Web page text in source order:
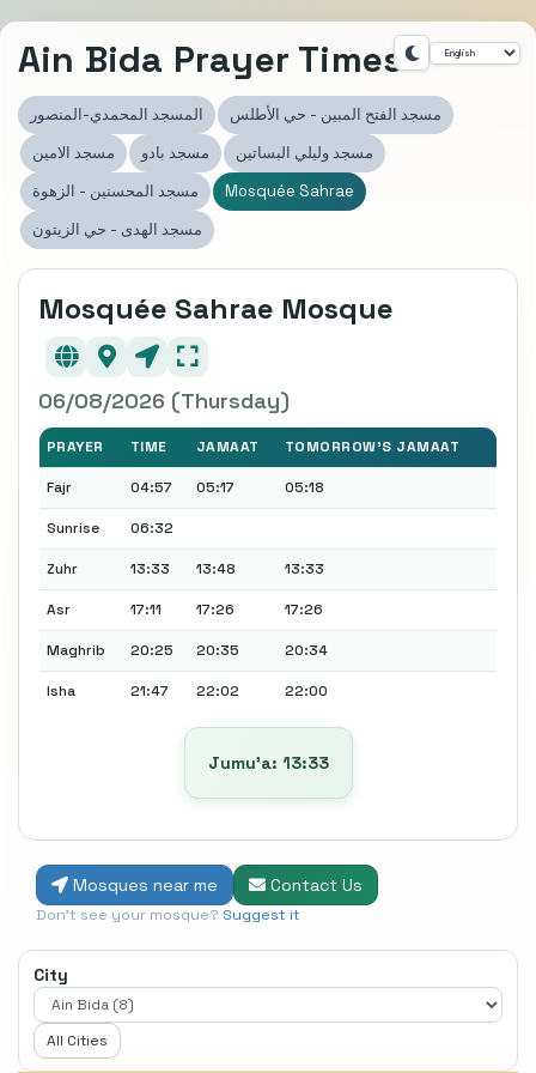
Ain Bida Prayer Times
المسجد المحمدي-المنصور
مسجد الفتح المبين - حي الأطلس
مسجد الامين
مسجد بادو
مسجد وليلي البساتين
مسجد المحسنين - الزهوة
Mosquée Sahrae
مسجد الهدى - حي الزيتون
Mosquée Sahrae Mosque
06/08/2026 (Thursday)
PRAYER TIME JAMAAT TOMORROW'S JAMAAT
Fajr 04:57 05:17 05:18
Sunrise 06:32
Zuhr 13:33 13:48 13:33
Asr 17:11 17:26 17:26
Maghrib 20:25 20:35 20:34
Isha 21:47 22:02 22:00
Jumu’a: 13:33
Mosques near me Contact Us
Don't see your mosque? Suggest it
City
All Cities